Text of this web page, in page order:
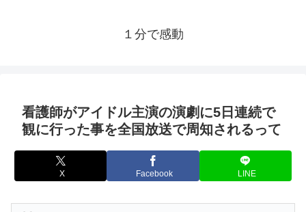
１分で感動
看護師がアイドル主演の演劇に5日連続で
観に行った事を全国放送で周知されるって
X Facebook LINE